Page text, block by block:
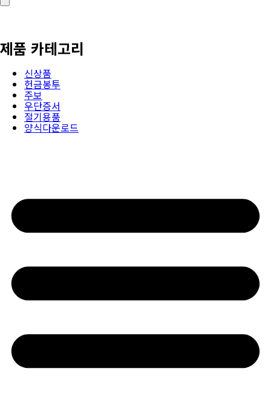
제품 카테고리
신상품
헌금봉투
주보
우단증서
절기용품
양식다운로드